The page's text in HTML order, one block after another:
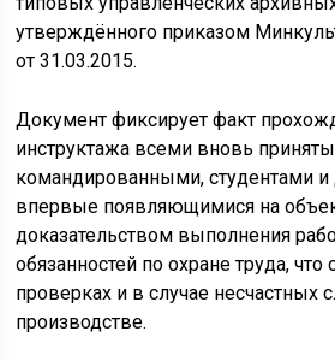
утверждённого приказом
от 31.03.2015.
Документ фиксирует факт
инструктажа всеми вновь
командированными, студентами
впервые появляющимися на
доказательством выполнения
обязанностей по охране труда,
проверках и в случае несчастных
производстве.